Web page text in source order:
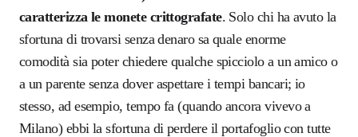
caratterizza le monete crittografate. Solo chi ha avuto la
sfortuna di trovarsi senza denaro sa quale enorme
comodità sia poter chiedere qualche spicciolo a un amico o
a un parente senza dover aspettare i tempi bancari; io
stesso, ad esempio, tempo fa (quando ancora vivevo a
Milano) ebbi la sfortuna di perdere il portafoglio con tutte